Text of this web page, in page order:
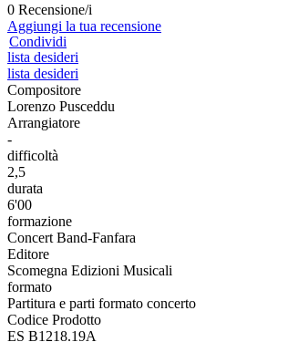
0 Recensione/i
Aggiungi la tua recensione
Condividi
lista desideri
lista desideri
Compositore
Lorenzo Pusceddu
Arrangiatore
-
difficoltà
2,5
durata
6'00
formazione
Concert Band-Fanfara
Editore
Scomegna Edizioni Musicali
formato
Partitura e parti formato concerto
Codice Prodotto
ES B1218.19A